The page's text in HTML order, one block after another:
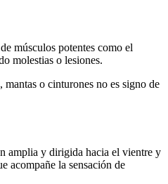
músculos potentes como el
molestias o lesiones.
o cinturones no es signo de
amplia y dirigida hacia el vientre y
acompañe la sensación de